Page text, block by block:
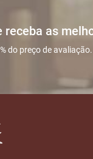
receba as
do preço de avaliação.